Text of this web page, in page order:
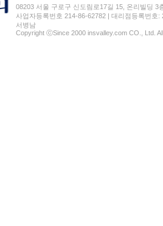
08203 서울 구로구 신도림로17길 15, 온리빌딩
사업자등록번호 214-86-62782 | 대리점등록번호:
서병남
Copyright ⓒSince 2000 insvalley.com CO., Ltd.